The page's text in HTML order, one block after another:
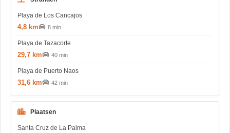
Playa de Los Cancajos
4,8 km 8 min
Playa de Tazacorte
29,7 km 40 min
Playa de Puerto Naos
31,6 km 42 min
Plaatsen
Santa Cruz de La Palma